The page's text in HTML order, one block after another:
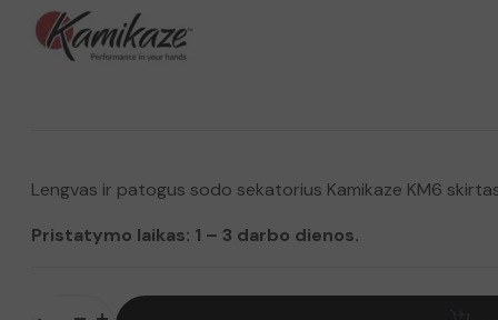
Lengvas ir patogus sodo sekatorius Kamikaze KM6
Pristatymo laikas: 1 – 3 darbo dienos.